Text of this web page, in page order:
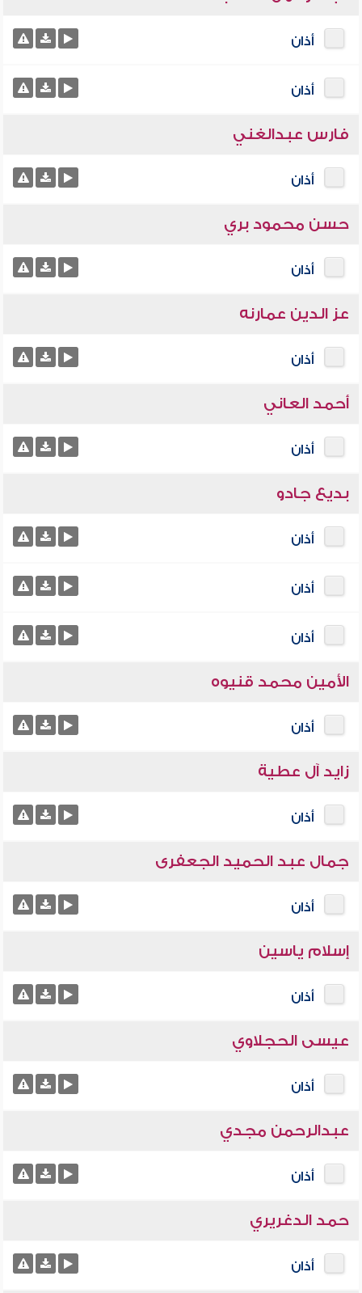
أذان
أذان
فارس عبدالغني
أذان
حسن محمود بري
أذان
عز الدين عمارنه
أذان
أحمد العاني
أذان
بديع جادو
أذان
أذان
أذان
الأمين محمد قنيوه
أذان
زايد آل عطية
أذان
جمال عبد الحميد الجعفرى
أذان
إسلام ياسين
أذان
عيسى الحجلاوي
أذان
عبدالرحمن مجدي
أذان
حمد الدغريري
أذان